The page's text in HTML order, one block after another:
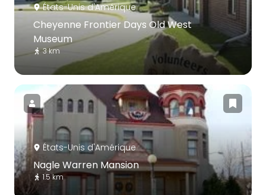
États-Unis d'Amérique
Cheyenne Frontier Days Old West
Museum
3 km
États-Unis d'Amérique
Nagle Warren Mansion
1.5 km